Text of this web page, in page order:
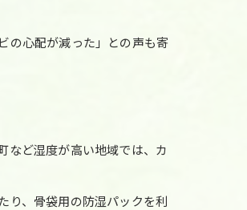
の心配が減った」との声も寄
など湿度が高い地域では、カ
り、骨袋用の防湿パックを利